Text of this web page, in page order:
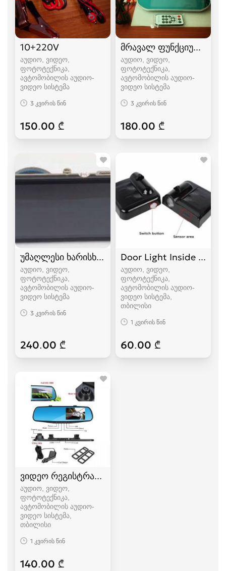
10+220V
აუდიო, ვიდეო,
ფოტოტექნიკა,
ავტომობილის აუდიო-
ვიდეო სისტემა
3 კვირის წინ
150.00 ₾
მრავალ ფუნქციური
აუდიო, ვიდეო,
ფოტოტექნიკა,
ავტომობილის აუდიო-
ვიდეო სისტემა
3 კვირის წინ
180.00 ₾
უმაღლესი ხარისხის ვიდეო რეგისტრატორი
აუდიო, ვიდეო,
ფოტოტექნიკა,
ავტომობილის აუდიო-
ვიდეო სისტემა
3 კვირის წინ
240.00 ₾
Door Light Inside
აუდიო, ვიდეო,
ფოტოტექნიკა,
ავტომობილის აუდიო-
ვიდეო სისტემა
თბილისი
1 კვირის წინ
60.00 ₾
ვიდეო რეგისტრატორი უკანა ხედვის კამერით
აუდიო, ვიდეო,
ფოტოტექნიკა,
ავტომობილის აუდიო-
ვიდეო სისტემა
თბილისი
1 კვირის წინ
140.00 ₾